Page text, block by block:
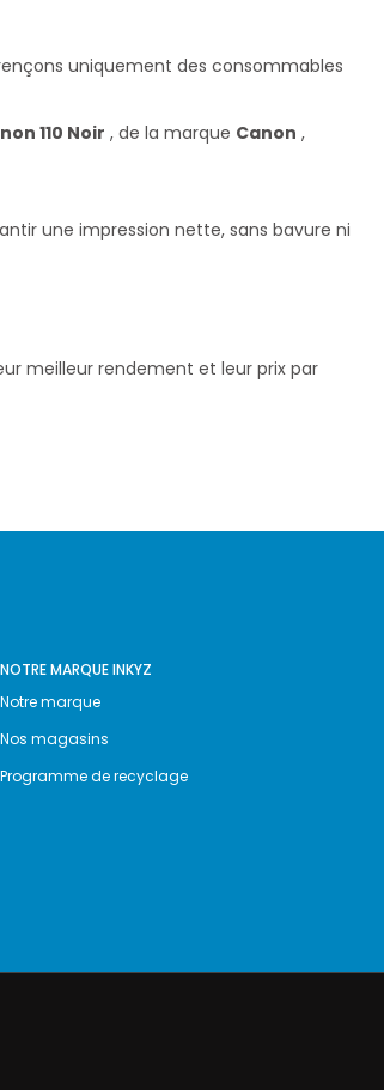
uniquement des consommables
110 Noir , de la marque Canon ,
une impression nette, sans bavure ni
meilleur rendement et leur prix par
NOTRE MARQUE INKYZ
Notre marque
Nos magasins
Programme de recyclage